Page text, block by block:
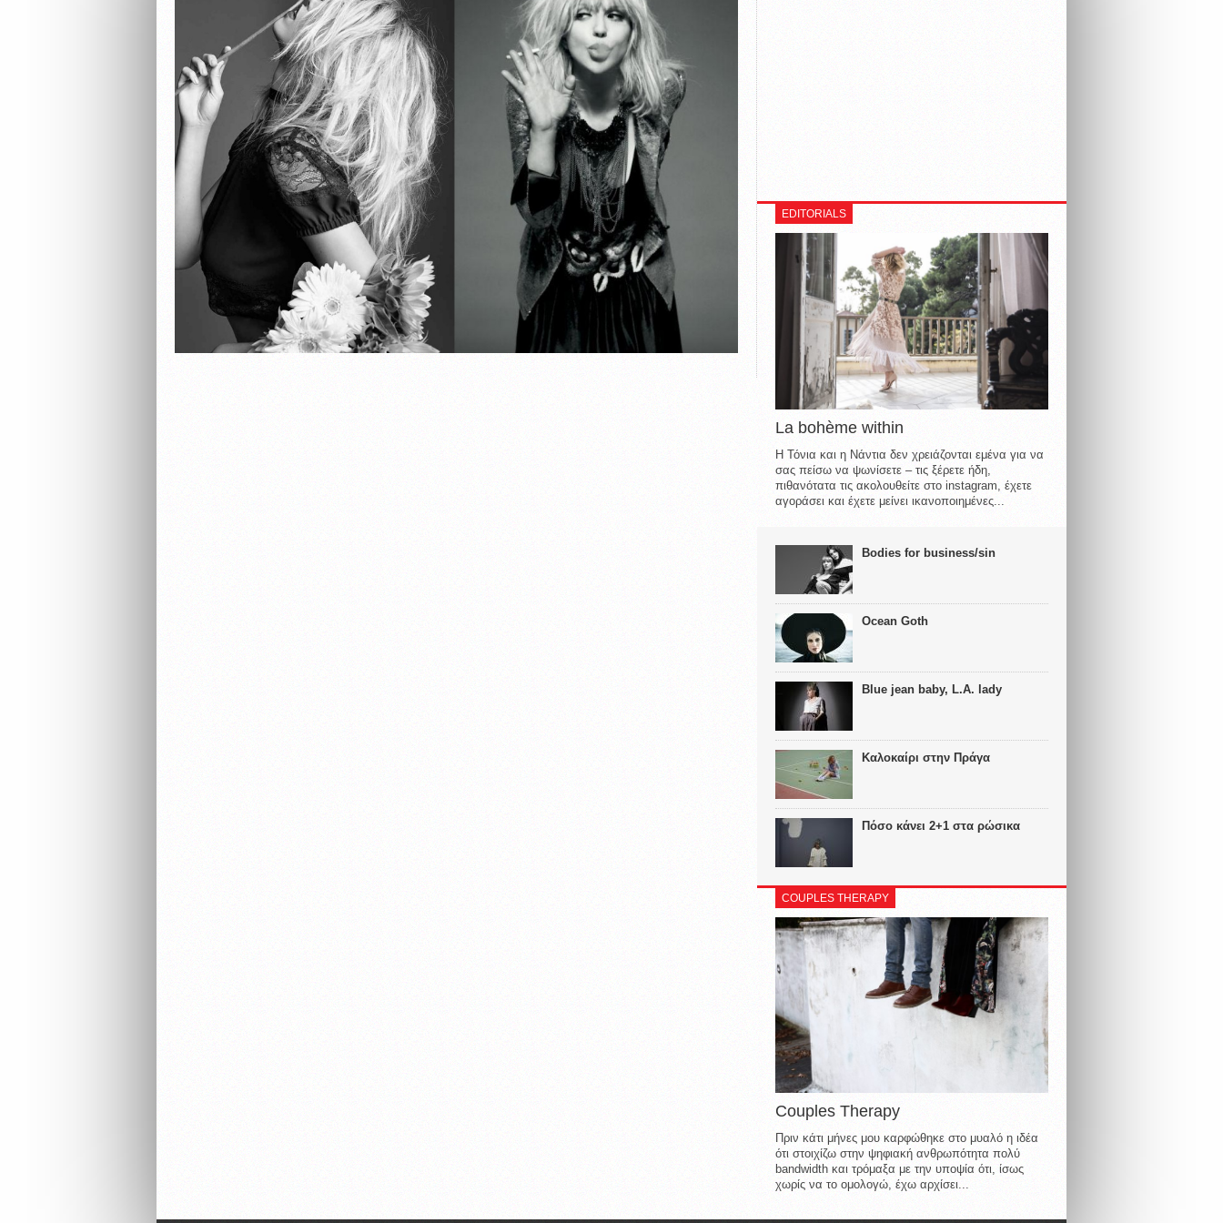
EDITORIALS
La bohème within
Η Τόνια και η Νάντια δεν χρειάζονται εμένα για να
σας πείσω να ψωνίσετε – τις ξέρετε ήδη,
πιθανότατα τις ακολουθείτε στο instagram, έχετε
αγοράσει και έχετε μείνει ικανοποιημένες...
Bodies for business/sin
Ocean Goth
Blue jean baby, L.A. lady
Καλοκαίρι στην Πράγα
Πόσο κάνει 2+1 στα ρώσικα
COUPLES THERAPY
Couples Therapy
Πριν κάτι μήνες μου καρφώθηκε στο μυαλό η ιδέα
ότι στοιχίζω στην ψηφιακή ανθρωπότητα πολύ
bandwidth και τρόμαξα με την υποψία ότι, ίσως
χωρίς να το ομολογώ, έχω αρχίσει...